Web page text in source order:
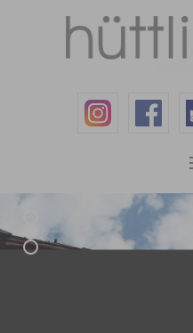
Zum Hauptinhalt springen